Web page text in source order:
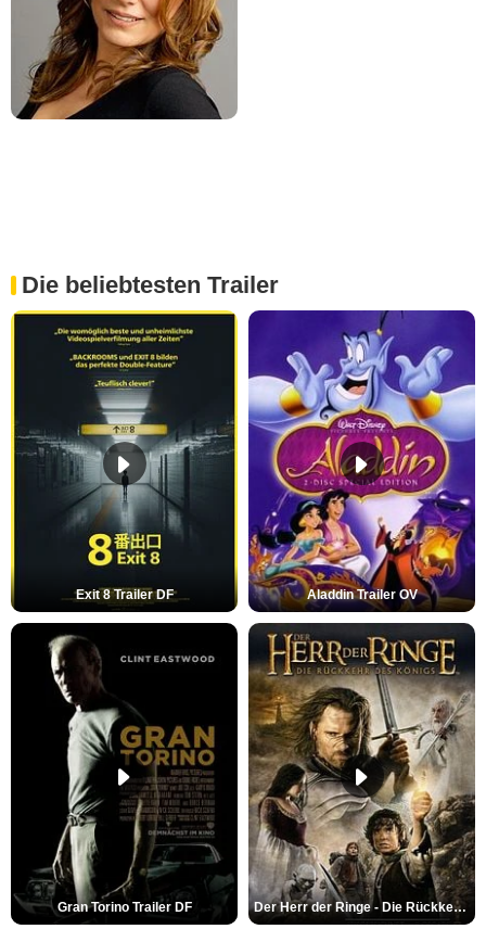
Die beliebtesten Trailer
Exit 8 Trailer DF Aladdin Trailer OV
Gran Torino Trailer DF Der Herr der Ringe - Die Rückkehr des Königs Trailer OV